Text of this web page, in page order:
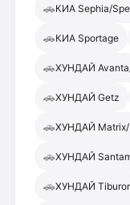
🚗КИА Sephia/
🚗КИА Sportage
🚗ХУНДАЙ
🚗ХУНДАЙ Getz
🚗ХУНДАЙ Matrix/
🚗ХУНДАЙ
🚗ХУНДАЙ